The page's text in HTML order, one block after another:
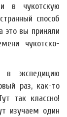
в чукотскую
способ
это вы приняли
чукотско-
экспедицию
раз, как-то
так классно!
изучаем один